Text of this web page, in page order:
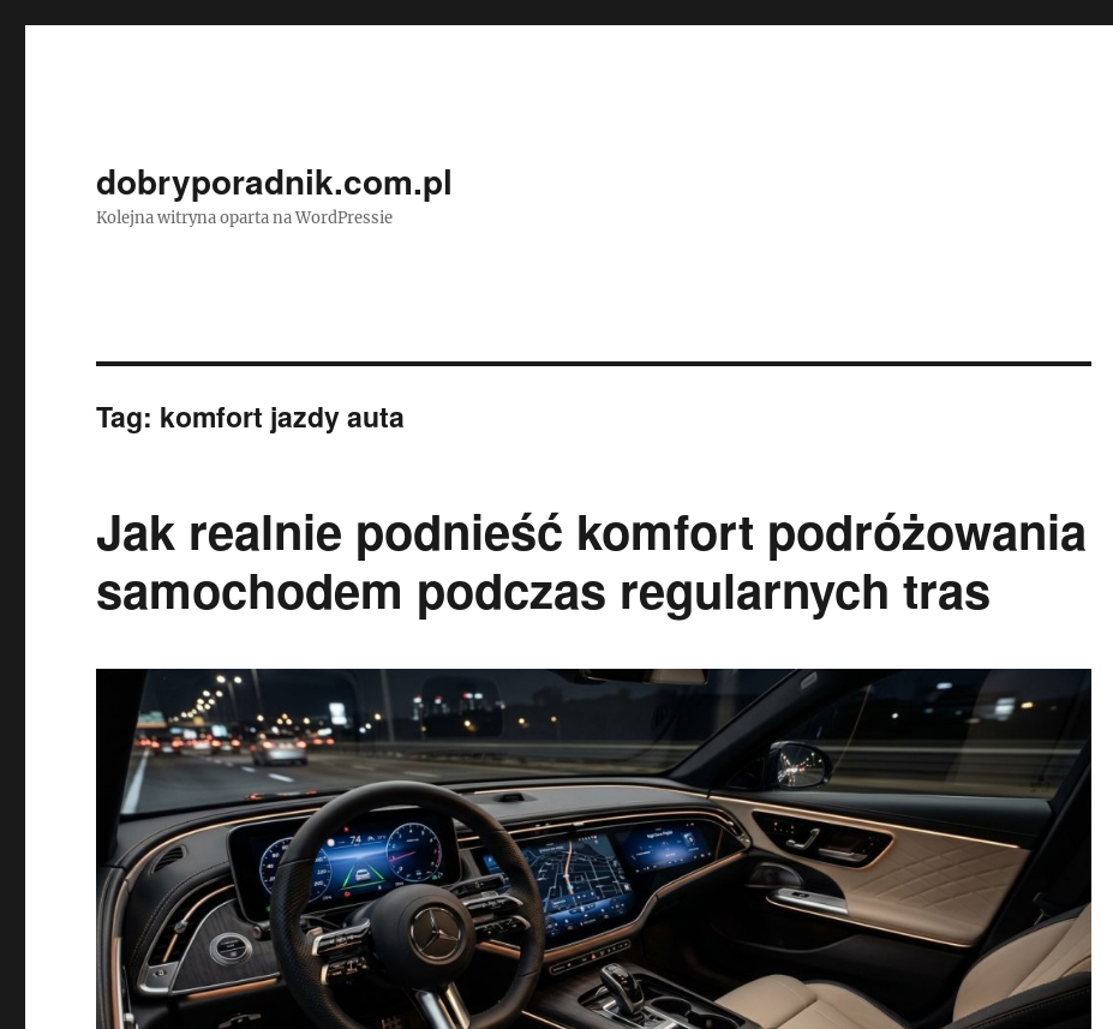
dobryporadnik.com.pl
Kolejna witryna oparta na WordPressie
Tag: komfort jazdy auta
Jak realnie podnieść komfort podróżowania
samochodem podczas regularnych tras